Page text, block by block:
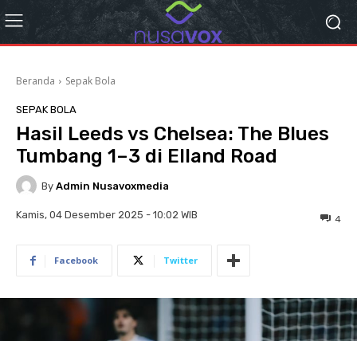
Beranda Sepak Bola
SEPAK BOLA
Hasil Leeds vs Chelsea: The Blues
Tumbang 1–3 di Elland Road
By Admin Nusavoxmedia
Kamis, 04 Desember 2025 - 10:02 WIB 4
Facebook Twitter